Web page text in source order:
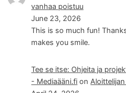
vanhaa poistuu
June 23, 2026
This is so much fun!
makes you smile.
Tee se itse: Ohjeita ja
- Mediaääni.fi on